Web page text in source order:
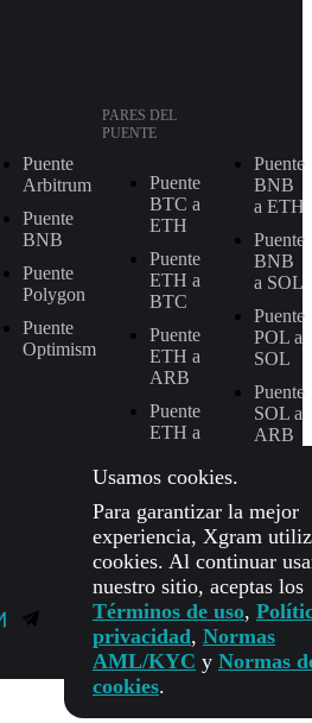
Puente
Arbitrum
Puente
BNB
Puente
Polygon
Puente
Optimism
PARES DEL
PUENTE
Puente
BTC a
ETH
Puente
ETH a
BTC
Puente
ETH a
ARB
Puente
ETH a
Puente
BNB
a ETH
Puente
BNB
a SOL
Puente
POL a
SOL
Puente
SOL a
ARB
BNB
Usamos cookies.
Para garantizar la mejor
experiencia, Xgram
cookies. Al continuar
nuestro sitio, aceptas los
Términos de uso,
privacidad, Normas
AML/KYC y Normas
cookies.